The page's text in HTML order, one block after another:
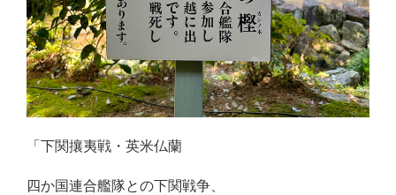
「下関攘夷戦・英米仏蘭
四か国連合艦隊との下関戦争、